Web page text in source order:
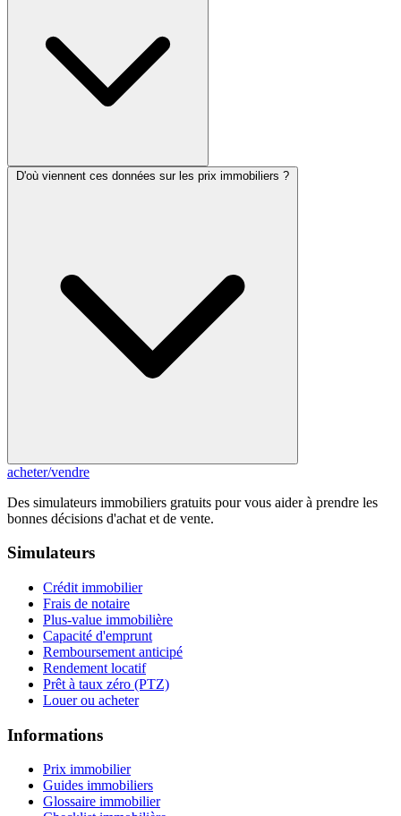
D'où viennent ces données sur les prix immobiliers ?
acheter/vendre
Des simulateurs immobiliers gratuits pour vous aider à prendre les
bonnes décisions d'achat et de vente.
Simulateurs
Crédit immobilier
Frais de notaire
Plus-value immobilière
Capacité d'emprunt
Remboursement anticipé
Rendement locatif
Prêt à taux zéro (PTZ)
Louer ou acheter
Informations
Prix immobilier
Guides immobiliers
Glossaire immobilier